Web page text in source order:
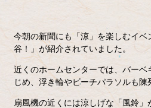
今朝の新聞にも「涼」を楽しむイベ
谷！」が紹介されていました。
近くのホームセンターでは、バーベ
じめ、浮き輪やビーチパラソルも陳
扇風機の近くには涼しげな「風鈴